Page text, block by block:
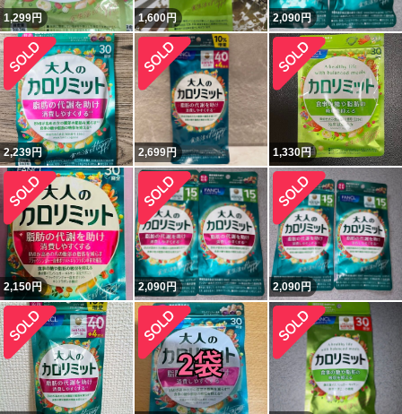
1,299円 1,600円 2,090円
2,239円 2,699円 1,330円
2,150円 2,090円 2,090円